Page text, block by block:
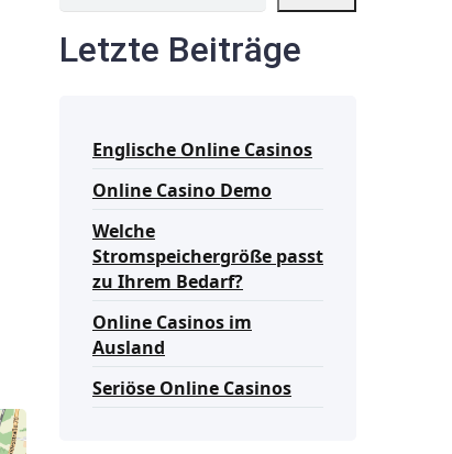
Letzte Beiträge
Englische Online Casinos
Online Casino Demo
Welche
Stromspeichergröße passt
zu Ihrem Bedarf?
Online Casinos im
Ausland
Seriöse Online Casinos